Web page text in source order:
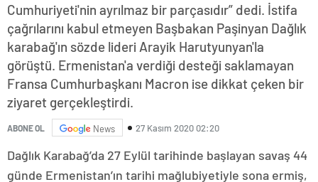
Cumhuriyeti'nin ayrılmaz bir parçasıdır” dedi. İstifa
çağrılarını kabul etmeyen Başbakan Paşinyan Dağlık
karabağ'ın sözde lideri Arayik Harutyunyan'la
görüştü. Ermenistan'a verdiği desteği saklamayan
Fransa Cumhurbaşkanı Macron ise dikkat çeken bir
ziyaret gerçekleştirdi.
ABONE OL News 27 Kasım 2020 02:20
Dağlık Karabağ’da 27 Eylül tarihinde başlayan savaş 44
günde Ermenistan’ın tarihi mağlubiyetiyle sona ermiş,